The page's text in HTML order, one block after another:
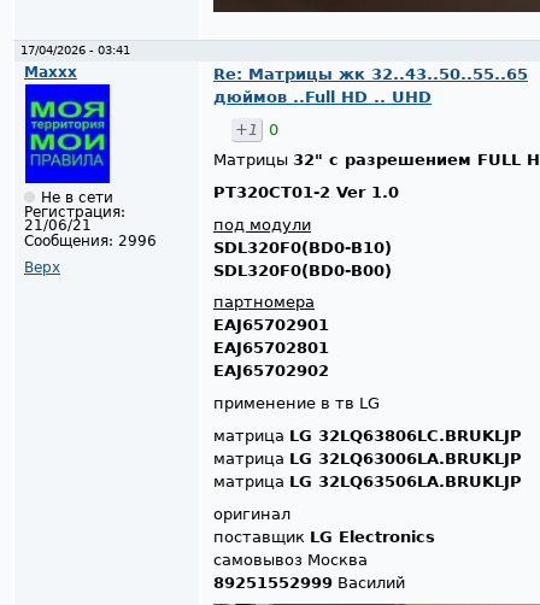
17/04/2026 - 03:41
Maxxx
Не в сети
Регистрация:
21/06/21
Сообщения: 2996
Верх
Re: Матрицы жк 32..43..50..55..65
дюймов ..Full HD .. UHD
+1
0
Матрицы 32" с разрешением FULL
PT320CT01-2 Ver 1.0
под модули
SDL320F0(BD0-B10)
SDL320F0(BD0-B00)
партномера
EAJ65702901
EAJ65702801
EAJ65702902
применение в тв LG
матрица LG 32LQ63806LC.BRUKLJP
матрица LG 32LQ63006LA.BRUKLJP
матрица LG 32LQ63506LA.BRUKLJP
оригинал
поставщик LG Electronics
самовывоз Москва
89251552999 Василий